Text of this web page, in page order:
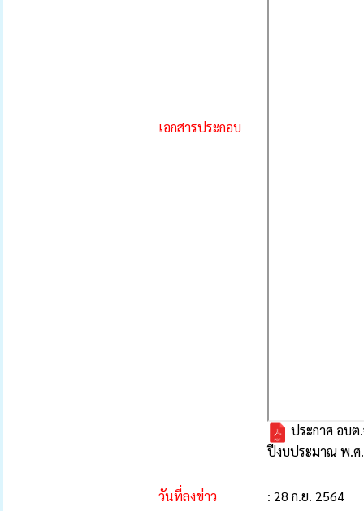
เอกสารประกอบ
ประกาศ อบ
ปีงบประมาณ พ.ศ
วันที่ลงข่าว
: 28 ก.ย. 2564